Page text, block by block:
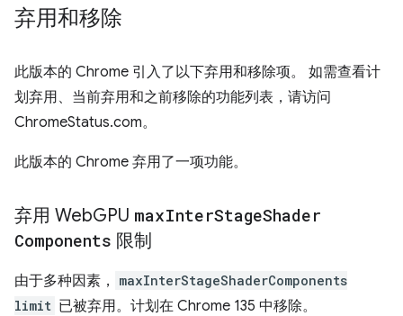
弃用和移除
此版本的 Chrome 引入了以下弃用和移除项。 如需查看计
划弃用、当前弃用和之前移除的功能列表，请访问
ChromeStatus.com。
此版本的 Chrome 弃用了一项功能。
弃用 WebGPU maxInterStageShader
Components 限制
由于多种因素，
maxInterStageShaderComponents
limit 已被弃用。计划在 Chrome 135 中移除。